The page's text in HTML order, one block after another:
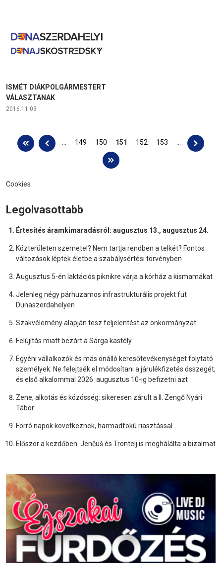
ISMÉT DIÁKPOLGÁRMESTERT
VÁLASZTANAK
2016.11.03
Oldalak … 149 150 151 152 153 …
Cookies
Legolvasottabb
Értesítés áramkimaradásról: augusztus 13., augusztus 24.
Közterületen szemetel? Nem tartja rendben a telkét? Fontos
változások léptek életbe a szabálysértési törvényben
Augusztus 5-én laktációs piknikre várja a kórház a kismamákat
Jelenleg négy párhuzamos infrastrukturális projekt fut
Dunaszerdahelyen
Szakvélemény alapján tesz feljelentést az önkormányzat
Felújítás miatt bezárt a Sárga kastély
Egyéni vállalkozók és más önálló keresőtevékenységet folytató
személyek: Ne felejtsék el módosítani a járulékfizetés összegét,
és első alkalommal 2026. augusztus 10-ig befizetni azt
Zene, alkotás és közösség: sikeresen zárult a II. Zengő Nyári
Tábor
Forró napok következnek, harmadfokú riasztással
Először a kezdőben: Jenčuš és Trontelj is meghálálta a bizalmat